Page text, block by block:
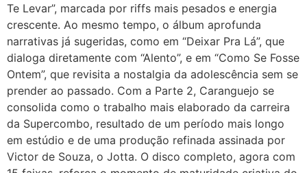
Te Levar”, marcada por riffs mais pesados e energia
crescente. Ao mesmo tempo, o álbum aprofunda
narrativas já sugeridas, como em “Deixar Pra Lá”, que
dialoga diretamente com “Alento”, e em “Como Se Fosse
Ontem”, que revisita a nostalgia da adolescência sem se
prender ao passado. Com a Parte 2, Caranguejo se
consolida como o trabalho mais elaborado da carreira
da Supercombo, resultado de um período mais longo
em estúdio e de uma produção refinada assinada por
Victor de Souza, o Jotta. O disco completo, agora com